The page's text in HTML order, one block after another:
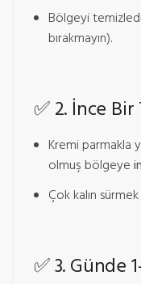
Bölgeyi
bırakmayın).
✅2. İnce
Kremi parmakla
olmuş bölgeye
Çok kalın
✅3. Günde